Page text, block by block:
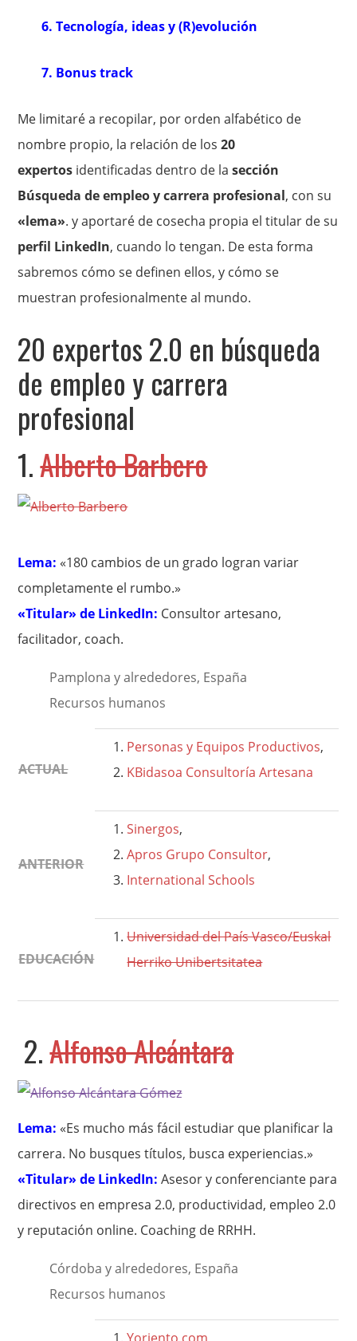
6. Tecnología, ideas y (R)evolución
7. Bonus track
Me limitaré a recopilar, por orden alfabético de
nombre propio, la relación de los20
expertos identificadas dentro de lasección
Búsqueda de empleo y carrera profesional, con su
«lema». y aportaré de cosecha propia el titular de su
perfil LinkedIn, cuando lo tengan. De esta forma
sabremos cómo se definen ellos, y cómo se
muestran profesionalmente al mundo.
20 expertos 2.0 en búsqueda
de empleo y carrera
profesional
1.Alberto Barbero
Lema: «180 cambios de un grado logran variar
completamente el rumbo.»
«Titular» de LinkedIn: Consultor artesano,
facilitador, coach.
Pamplona y alrededores, España
Recursos humanos
ACTUAL
Personas y Equipos Productivos,
KBidasoa Consultoría Artesana
ANTERIOR
Sinergos,
Apros Grupo Consultor,
International Schools
EDUCACIÓN
Universidad del País Vasco/Euskal
Herriko Unibertsitatea
2.Alfonso Alcántara
Lema: «Es mucho más fácil estudiar que planificar la
carrera. No busques títulos, busca experiencias.»
«Titular» de LinkedIn:Asesor y conferenciante para
directivos en empresa 2.0, productividad, empleo 2.0
y reputación online. Coaching de RRHH.
Córdoba y alrededores, España
Recursos humanos